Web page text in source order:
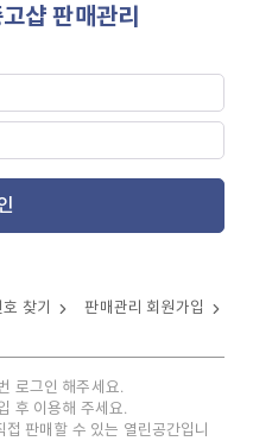
샵 판매관리
찾기 판매관리 회원가입
로그인 해주세요.
후 이용해 주세요.
판매할 수 있는 열린공간입니